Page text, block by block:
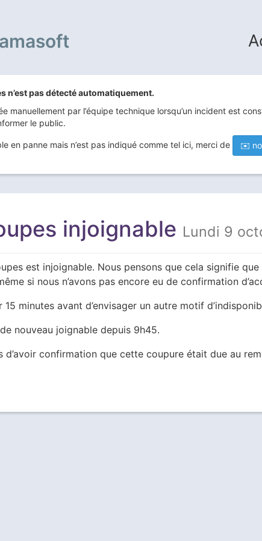
n’est pas détecté automatiquement.
manuellement par l’équipe technique lorsqu’un incident est
le public.
en panne mais n’est pas indiqué comme tel ici, merci de ✉️
injoignable Lundi 9
est injoignable. Nous pensons que cela signifie
si nous n’avons pas encore eu de confirmation
15 minutes avant d’envisager un autre motif
nouveau joignable depuis 9h45.
d’avoir confirmation que cette coupure était due au